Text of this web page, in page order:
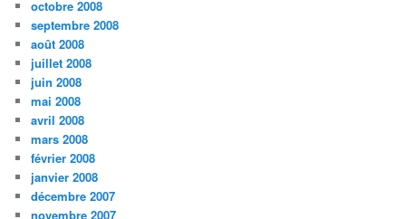
octobre 2008
septembre 2008
août 2008
juillet 2008
juin 2008
mai 2008
avril 2008
mars 2008
février 2008
janvier 2008
décembre 2007
novembre 2007